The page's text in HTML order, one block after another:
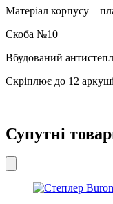
Матеріал корпусу –
Скоба №10
Вбудований
Скріплює до 12
Супутні